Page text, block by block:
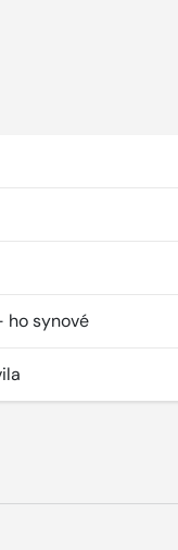
ho synové